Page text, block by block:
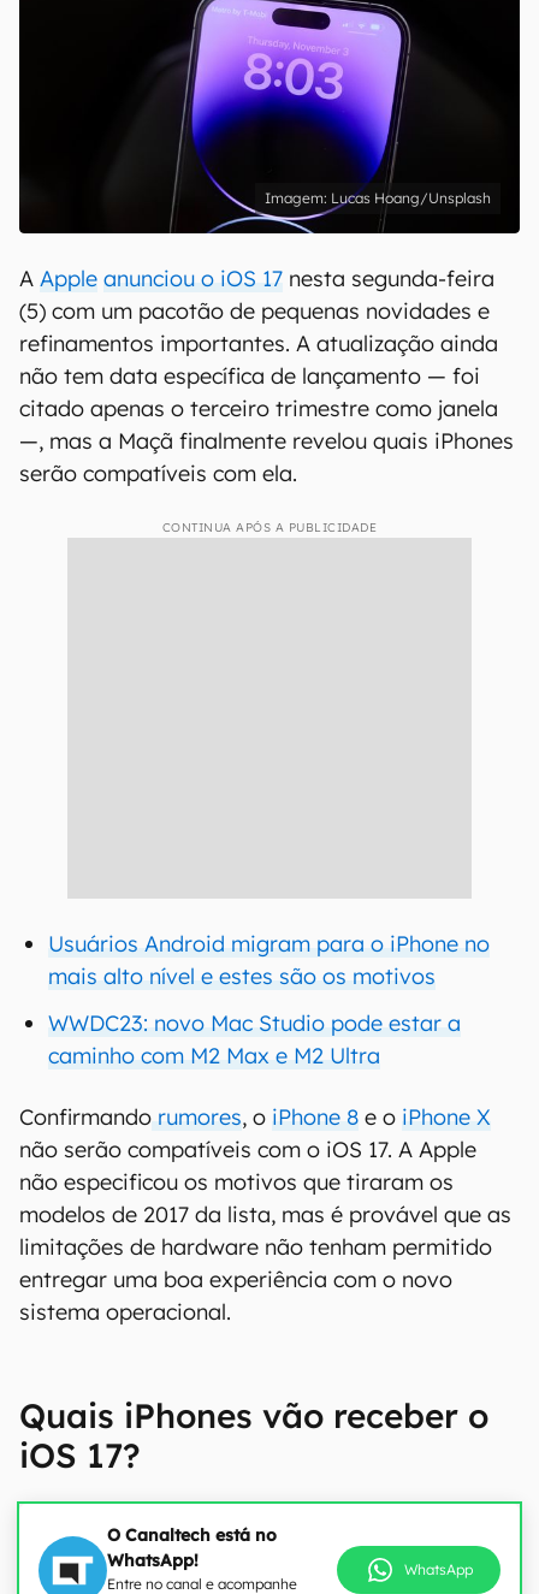
Lucas Hoang/Unsplash
A Apple anunciou o iOS 17 nesta segunda-feira
(5) com um pacotão de pequenas novidades e
refinamentos importantes. A atualização ainda
não tem data específica de lançamento — foi
citado apenas o terceiro trimestre como janela
—, mas a Maçã finalmente revelou quais iPhones
serão compatíveis com ela.
CONTINUA APÓS A PUBLICIDADE
Usuários Android migram para o iPhone no
mais alto nível e estes são os motivos
WWDC23: novo Mac Studio pode estar a
caminho com M2 Max e M2 Ultra
Confirmando rumores, o iPhone 8 e o iPhone X
não serão compatíveis com o iOS 17. A Apple
não especificou os motivos que tiraram os
modelos de 2017 da lista, mas é provável que as
limitações de hardware não tenham permitido
entregar uma boa experiência com o novo
sistema operacional.
Quais iPhones vão receber o
iOS 17?
O Canaltech está no
WhatsApp!
Entre no canal e acompanhe
WhatsApp